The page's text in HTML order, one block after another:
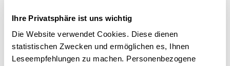
Ihre Privatsphäre ist uns wichtig
Die Website verwendet Cookies. Diese dienen
statistischen Zwecken und ermöglichen es, Ihnen
Leseempfehlungen zu machen. Personenbezogene